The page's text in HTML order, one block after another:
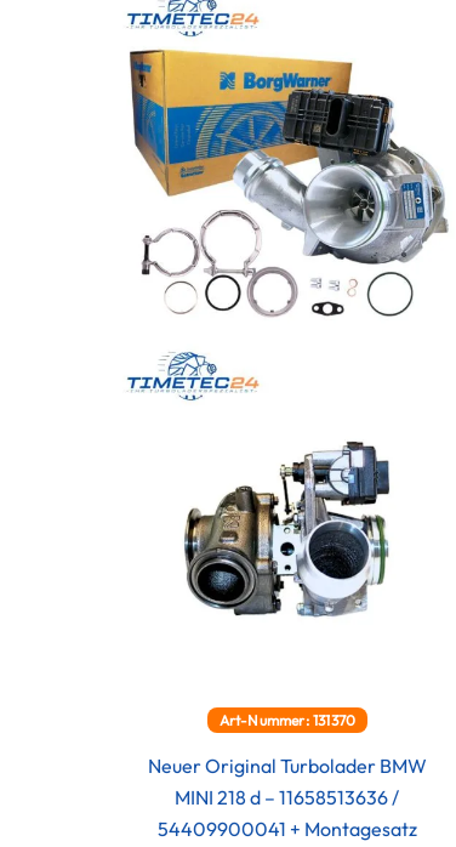
Art-Nummer: 131370
Neuer Original Turbolader BMW
MINI 218 d – 11658513636 /
54409900041 + Montagesatz